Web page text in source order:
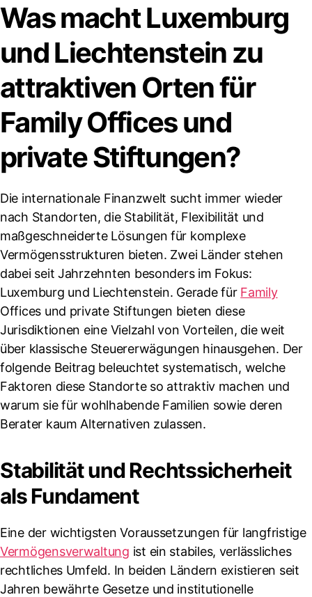
Was macht Luxemburg
und Liechtenstein zu
attraktiven Orten für
Family Offices und
private Stiftungen?
Die internationale Finanzwelt sucht immer wieder
nach Standorten, die Stabilität, Flexibilität und
maßgeschneiderte Lösungen für komplexe
Vermögensstrukturen bieten. Zwei Länder stehen
dabei seit Jahrzehnten besonders im Fokus:
Luxemburg und Liechtenstein. Gerade für Family
Offices und private Stiftungen bieten diese
Jurisdiktionen eine Vielzahl von Vorteilen, die weit
über klassische Steuererwägungen hinausgehen. Der
folgende Beitrag beleuchtet systematisch, welche
Faktoren diese Standorte so attraktiv machen und
warum sie für wohlhabende Familien sowie deren
Berater kaum Alternativen zulassen.
Stabilität und Rechtssicherheit
als Fundament
Eine der wichtigsten Voraussetzungen für langfristige
Vermögensverwaltung ist ein stabiles, verlässliches
rechtliches Umfeld. In beiden Ländern existieren seit
Jahren bewährte Gesetze und institutionelle